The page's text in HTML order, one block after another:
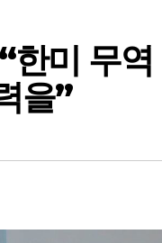
한미 무
을”